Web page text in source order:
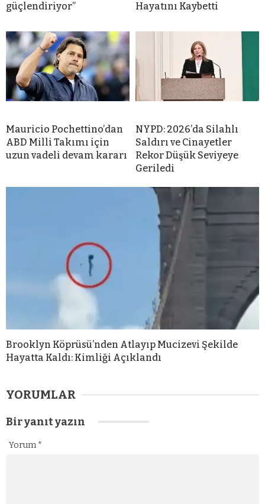
güçlendiriyor”
Hayatını Kaybetti
Mauricio Pochettino’dan
ABD Milli Takımı için
uzun vadeli devam kararı
NYPD: 2026’da Silahlı
Saldırı ve Cinayetler
Rekor Düşük Seviyeye
Geriledi
Brooklyn Köprüsü’nden Atlayıp Mucizevi Şekilde
Hayatta Kaldı: Kimliği Açıklandı
YORUMLAR
Bir yanıt yazın
Yorum *